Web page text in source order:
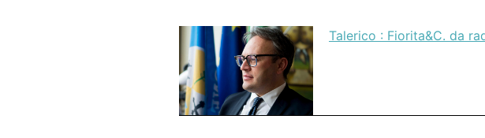
Talerico : Fiorita&C. da